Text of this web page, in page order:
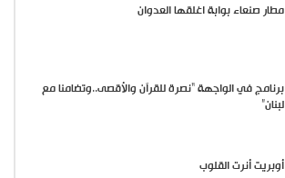
مطار صنعاء بوابة اغلقها العدوان
برنامج في الواجهة “نصرة للقرآن والأقصى..وتضامنا مع
لبنان”
أوبريت أنرت القلوب